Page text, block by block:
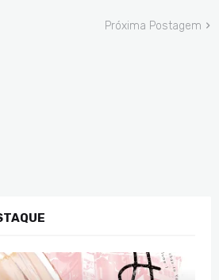
Próxima Postagem